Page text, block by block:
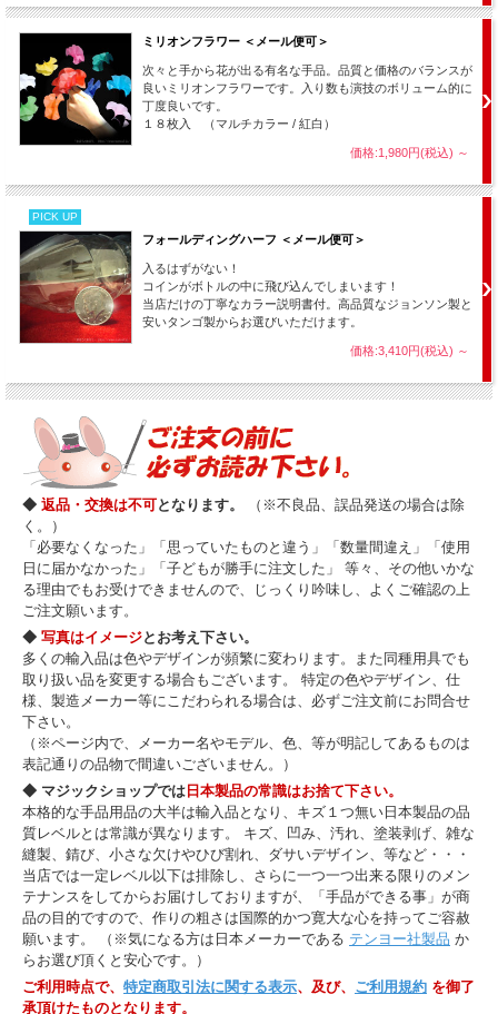
ミリオンフラワー ＜メール便可＞
次々と手から花が出る有名な手品。品質と価格のバランスが
良いミリオンフラワーです。入り数も演技のボリューム的に
丁度良いです。
１８枚入 （マルチカラー / 紅白）
価格:1,980円(税込) ～
PICK UP
フォールディングハーフ ＜メール便可＞
入るはずがない！
コインがボトルの中に飛び込んでしまいます！
当店だけの丁寧なカラー説明書付。高品質なジョンソン製と
安いタンゴ製からお選びいただけます。
価格:3,410円(税込) ～
◆ 返品・交換は不可となります。
（※不良品、誤品発送の場合は除
く。）
「必要なくなった」「思っていたものと違う」「数量間違え」「使用
日に届かなかった」「子どもが勝手に注文した」 等々、その他いかな
る理由でもお受けできませんので、じっくり吟味し、よくご確認の上
ご注文願います。
◆ 写真はイメージとお考え下さい。
多くの輸入品は色やデザインが頻繁に変わります。また同種用具でも
取り扱い品を変更する場合もございます。 特定の色やデザイン、仕
様、製造メーカー等にこだわられる場合は、必ずご注文前にお問合せ
下さい。
（※ページ内で、メーカー名やモデル、色、等が明記してあるものは
表記通りの品物で間違いございません。）
◆ マジックショップでは 日本製品の常識はお捨て下さい。
本格的な手品用品の大半は輸入品となり、キズ１つ無い日本製品の品
質レベルとは常識が異なります。 キズ、凹み、汚れ、塗装剥げ、雑な
縫製、錆び、小さな欠けやひび割れ、ダサいデザイン、等など・・・
当店では一定レベル以下は排除し、さらに一つ一つ出来る限りのメン
テナンスをしてからお届けしておりますが、「手品ができる事」が商
品の目的ですので、作りの粗さは国際的かつ寛大な心を持ってご容赦
願います。 （※気になる方は日本メーカーである テンヨー社製品 か
らお選び頂くと安心です。）
ご利用時点で、 特定商取引法に関する表示、及び、 ご利用規約 を御了
承頂けたものとなります。